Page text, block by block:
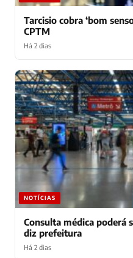
Tarcisio cobra ‘bom
CPTM
Há 2 dias
NOTÍCIAS
Consulta médica poderá
diz prefeitura
Há 2 dias